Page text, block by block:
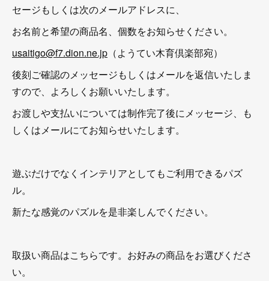
セージもしくは次のメールアドレスに、
お名前と希望の商品名、個数をお知らせください。
usaitigo@f7.dion.ne.jp （ようてい木育倶楽部宛）
後刻ご確認のメッセージもしくはメールを返信いたしま
すので、よろしくお願いいたします。
お渡しや支払いについては制作完了後にメッセージ、も
しくはメールにてお知らせいたします。
遊ぶだけでなくインテリアとしてもご利用できるパズ
ル。
新たな感覚のパズルを是非楽しんでください。
取扱い商品はこちらです。お好みの商品をお選びくださ
い。